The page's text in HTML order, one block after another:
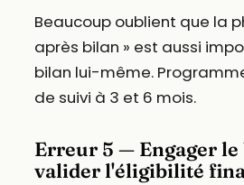
Beaucoup oublient que la
après bilan » est aussi
bilan lui-même.
de suivi à 3 et 6 mois.
Erreur 5 — Engager le
valider l'éligibilité